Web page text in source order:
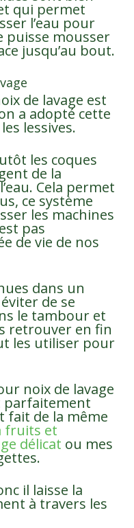
qui permet
l’eau pour
puisse mousser
jusqu’au bout.
de lavage est
a adopté cette
lessives.
les coques
de la
Cela permet
ce système
les machines
pas
de vie de nos
dans un
de se
le tambour et
retrouver en fin
les utiliser pour
noix de lavage
parfaitement
fait de la même
fruits et
délicat ou mes
il laisse la
à travers les